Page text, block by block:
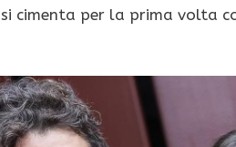
si cimenta per la prima volta